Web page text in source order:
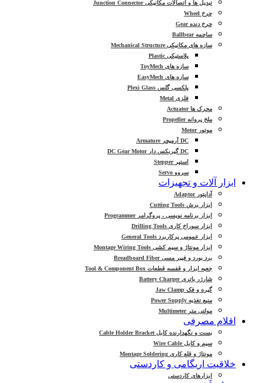
تبدیل ها و اتصالات مکانیکی Junction Connector
چرخ Wheel
چرخ دنده Gear
ساچمه Ballbear
سازه های مکانیکی Mechanical Structure
پلاستیکی Plastic
سازه های ToyMech
سازه های EasyMech
پلکسی گلس Plexi Glass
فلزی Metal
محرک ها Actuator
ملخ پروانه Propeller
موتور Motor
DC آرمیچر Armature
DC گیربکس دار DC Gear Motor
استپر Stepper
سروو Servo
ابزار آلات و تجهیزات
آداپتور Adaptor
ابزار برش Cutting Tools
ابزار برنامه نویسی ، پروگرامر Programmer
ابزار سوراخ کاری Drilling Tools
ابزار عمومی پرکاربرد General Tools
ابزار مونتاژ و سیم کشی Montage Wiring Tools
برد بورد و فیبر مسی Breadboard Fiber
جعبه ابزار و قفسه قطعات Tool & Component Box
شارژر باتری Battery Charger
گیره و فک Jaw Clamp
منبع تغذیه Power Supply
مولتی متر Multimeter
اقلام مصرفی
بست و نگهدارنده کابل Cable Holder Bracket
سیم و کابل Wire Cable
مونتاژ و قلع کاری Montage Soldering
خلاقیت اریگامی و کاردستی
ابزارهای کاردستی